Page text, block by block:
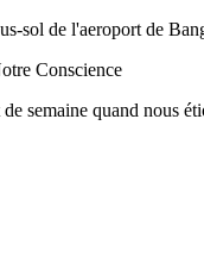
sol de l'aeroport de
Conscience
semaine quand nous